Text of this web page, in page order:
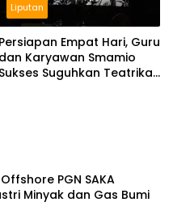
Liputan
Persiapan Empat Hari, Guru
dan Karyawan Smamio
Sukses Suguhkan Teatrikal
PGN SAKA
Minyak dan Gas Bumi